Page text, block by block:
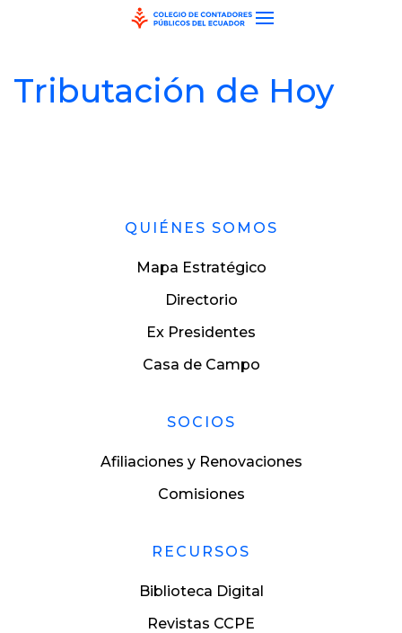
Tributación de Hoy
QUIÉNES SOMOS
Mapa Estratégico
Directorio
Ex Presidentes
Casa de Campo
SOCIOS
Afiliaciones y Renovaciones
Comisiones
RECURSOS
Biblioteca Digital
Revistas CCPE